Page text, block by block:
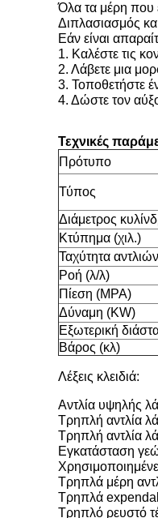
Όλα τα μέρη που
Διπλασιασμός
Εάν είναι
1. Καλέστε τις
2. Λάβετε μια
3. Τοποθετήστε
4. Δώστε τον
Τεχνικές
Πρότυπο
Τύπος
Διάμετρος
Κτύπημα (χιλ.)
Ταχύτητα
Ροή (λ/λ)
Πίεση (MPA)
Δύναμη (KW)
Εξωτερική
Βάρος (κλ)
Λέξεις κλειδιά:
Αντλία υψηλής
Τρηπλή αντλία
Τρηπλή αντλία
Εγκατάσταση
Τρηπλά μέρη
Τρηπλά
Τρηπλό ρευστό